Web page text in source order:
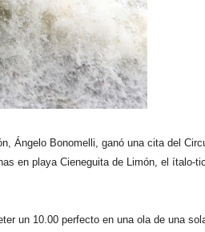
Ángelo Bonomelli, ganó una cita del
en playa Cieneguita de Limón, el ítalo-
un 10.00 perfecto en una ola de una